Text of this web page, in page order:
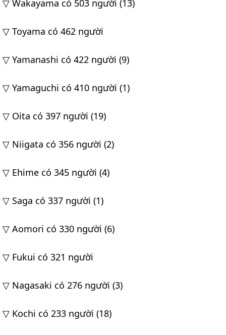
▽ Wakayama có 503 người (13)
▽ Toyama có 462 người
▽ Yamanashi có 422 người (9)
▽ Yamaguchi có 410 người (1)
▽ Oita có 397 người (19)
▽ Niigata có 356 người (2)
▽ Ehime có 345 người (4)
▽ Saga có 337 người (1)
▽ Aomori có 330 người (6)
▽ Fukui có 321 người
▽ Nagasaki có 276 người (3)
▽ Kochi có 233 người (18)